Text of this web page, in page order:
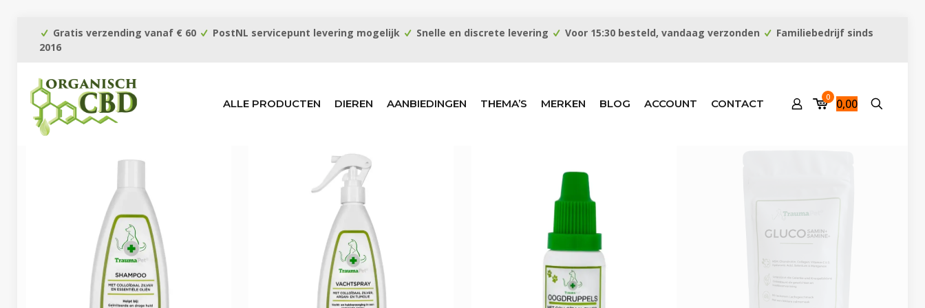
Gratis verzending vanaf € 60 PostNL servicepunt levering mogelijk Snelle en discrete levering Voor 15:30 besteld, vandaag verzonden
Familiebedrijf sinds
2016
ALLE PRODUCTEN DIEREN AANBIEDINGEN THEMA’S MERKEN BLOG ACCOUNT CONTACT
0 0,00